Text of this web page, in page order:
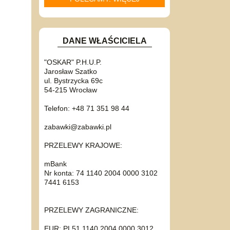
DANE WŁAŚCICIELA
"OSKAR" P.H.U.P.
Jarosław Szatko
ul. Bystrzycka 69c
54-215 Wrocław
Telefon: +48 71 351 98 44
zabawki@zabawki.pl
PRZELEWY KRAJOWE:
mBank
Nr konta: 74 1140 2004 0000 3102
7441 6153
PRZELEWY ZAGRANICZNE:
EUR: PL51 1140 2004 0000 3012